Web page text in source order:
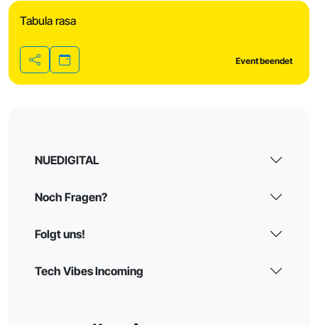
Tabula rasa
Teilen
Event beendet
NUEDIGITAL
Noch Fragen?
Folgt uns!
Tech Vibes Incoming